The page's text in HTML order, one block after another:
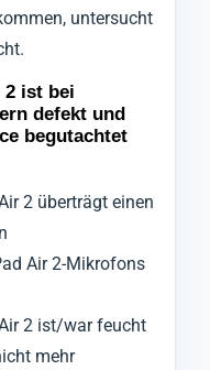
untersucht
2 ist bei
defekt und
begutachtet
2 überträgt einen
Air 2-Mikrofons
2 ist/war feucht
mehr